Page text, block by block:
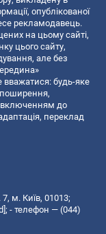
опублікованої
рекламодавець.
на цьому сайті,
цього сайту,
але без
вважатися: будь-яке
включенням до
переклад
м. Київ, 01013;
; - телефон — (044)